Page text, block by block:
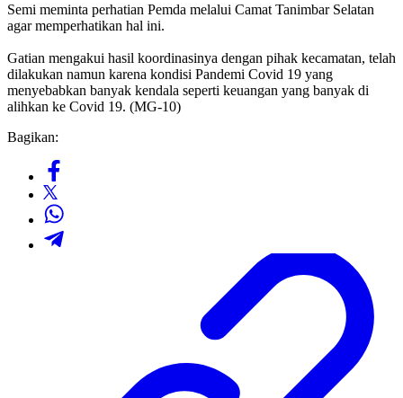
Semi meminta perhatian Pemda melalui Camat Tanimbar Selatan
agar memperhatikan hal ini.
Gatian mengakui hasil koordinasinya dengan pihak kecamatan, telah
dilakukan namun karena kondisi Pandemi Covid 19 yang
menyebabkan banyak kendala seperti keuangan yang banyak di
alihkan ke Covid 19. (MG-10)
Bagikan: